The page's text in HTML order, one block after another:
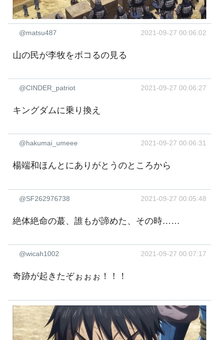
@matsu487 2021-09-27 00:06:02
山の民が李牧をボコるの見る
@CINDER_patriot 2021-09-27 00:06:27
キングダムに乗り換え
@hakumai_umeee 2021-09-27 00:06:31
楊端和ほんとにありがとうのところから
@SF262976738 2021-09-27 00:05:48
絶体絶命の蕞、誰もが諦めた、その時……
@wicah1002 2021-09-27 00:07:17
奇跡が起きたぞぉぉぉ！！！